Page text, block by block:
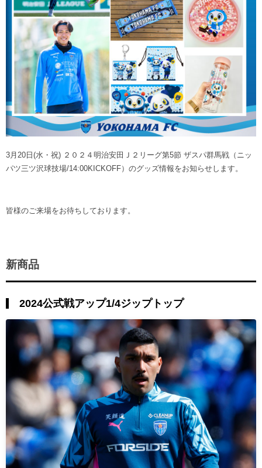
ヒストリー
サステナビリティ
ホームタウン活動
横浜FCスポーツクラブ
ニッパツ横浜FCシーガルズ
ゲームスチュワード
学生インターンシップ
横浜FC公式オンラインショップ
クラブメンバー
スタータークラブ
スペシャルコンテンツ
オリジナルビール
アカデミー
育成ビジョン
試合日程・結果
アカデミー選手
アカデミースタッフ
フェニックスクラブ
サッカースクール
チアスクール
パートナー
パートナー一覧
あしながドリーム基金
お問い合わせ
お問い合わせ
3月20日(水・祝) ２０２４明治安田Ｊ２リーグ第5節 ザスパ群馬戦（ニッ
パツ三ツ沢球技場/14:00KICKOFF）のグッズ情報をお知らせします。
皆様のご来場をお待ちしております。
新商品
2024公式戦アップ1/4ジップトップ